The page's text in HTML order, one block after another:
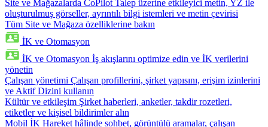
Site ve Mağazalarda CoPilot Talep üzerine etkileyici metin, YZ ile
oluşturulmuş görseller, ayrıntılı bilgi istemleri ve metin çevirisi
Tüm Site ve Mağaza özelliklerine bakın
İK ve Otomasyon
İK ve Otomasyon İş akışlarını optimize edin ve İK verilerini
yönetin
Çalışan yönetimi Çalışan profillerini, şirket yapısını, erişim izinlerini
ve Aktif Dizini kullanın
Kültür ve etkileşim Şirket haberleri, anketler, takdir rozetleri,
etiketler ve kişisel bildirimler alın
Mobil İK Hareket hâlinde sohbet, görüntülü aramalar, çalışan